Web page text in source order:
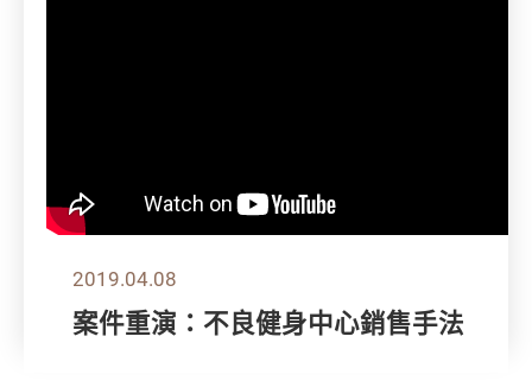
2019.04.08
案件重演：不良健身中心銷售手法